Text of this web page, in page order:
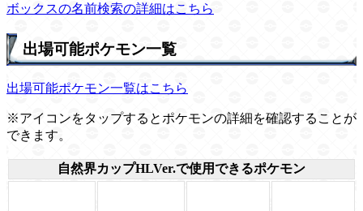
ボックスの名前検索の詳細はこちら
出場可能ポケモン一覧
出場可能ポケモン一覧はこちら
※アイコンをタップするとポケモンの詳細を確認することが
できます。
自然界カップHLVer.で使用できるポケモン